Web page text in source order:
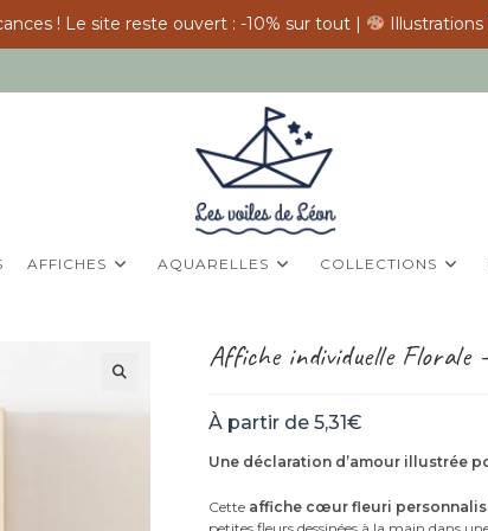
! Le site reste ouvert : -10% sur tout |
AFFICHES AQUARELLES COLLECTIONS
Affiche individuelle Florale
À partir de 5,31€
Une déclaration d’amour illustrée
Cette affiche cœur fleuri